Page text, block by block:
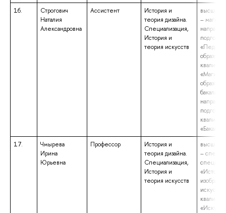
16.
Строгович
Наталия
Александровна
Ассистент
История и
теория дизайна.
Специализация,
История и
теория искусств
высшее
–
17.
Чмырева
Ирина
Юрьевна
Профессор
История и
теория дизайна.
Специализация,
История и
теория искусств
высшее
–